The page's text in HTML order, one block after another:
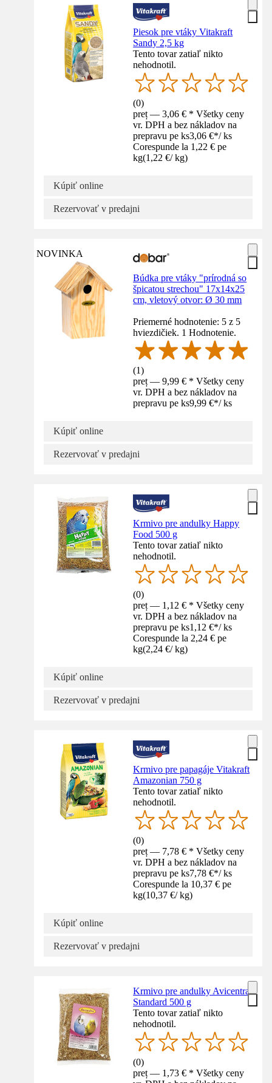
Piesok pre vtáky Vitakraft
Sandy 2,5 kg
Tento tovar zatiaľ nikto
nehodnotil.
(0)
preț — 3,06 € * Všetky ceny
vr. DPH a bez nákladov na
prepravu pe ks3,06 €*/ ks
Corespunde la 1,22 € pe
kg(1,22 €/ kg)
Kúpiť online
Rezervovať v predajni
NOVINKA
Búdka pre vtáky "prírodná so
špicatou strechou" 17x14x25
cm, vletový otvor: Ø 30 mm
Priemerné hodnotenie: 5 z 5
hviezdičiek. 1 Hodnotenie.
(1)
preț — 9,99 € * Všetky ceny
vr. DPH a bez nákladov na
prepravu pe ks9,99 €*/ ks
Kúpiť online
Rezervovať v predajni
Krmivo pre andulky Happy
Food 500 g
Tento tovar zatiaľ nikto
nehodnotil.
(0)
preț — 1,12 € * Všetky ceny
vr. DPH a bez nákladov na
prepravu pe ks1,12 €*/ ks
Corespunde la 2,24 € pe
kg(2,24 €/ kg)
Kúpiť online
Rezervovať v predajni
Krmivo pre papagáje Vitakraft
Amazonian 750 g
Tento tovar zatiaľ nikto
nehodnotil.
(0)
preț — 7,78 € * Všetky ceny
vr. DPH a bez nákladov na
prepravu pe ks7,78 €*/ ks
Corespunde la 10,37 € pe
kg(10,37 €/ kg)
Kúpiť online
Rezervovať v predajni
Krmivo pre andulky Avicentra
Standard 500 g
Tento tovar zatiaľ nikto
nehodnotil.
(0)
preț — 1,73 € * Všetky ceny